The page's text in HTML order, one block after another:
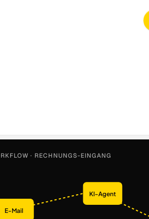
· RECHNUNGS-EINGANG
E-Mail
KI-Agent